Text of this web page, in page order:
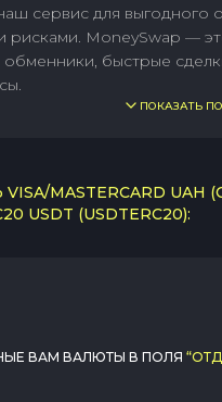
сервис для выгодного
рисками. MoneySwap —
быстрые
ПОКАЗАТЬ
MASTERCARD UAH
USDT (USDTERC20):
ВАМ ВАЛЮТЫ В ПОЛЯ